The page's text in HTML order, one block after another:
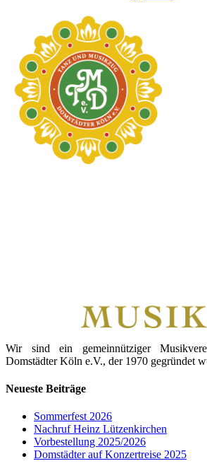
Wir sind ein gemeinnütziger
Domstädter Köln e.V., der 1970 gegründet
Neueste Beiträge
Sommerfest 2026
Nachruf Heinz Lützenkirchen
Vorbestellung 2025/2026
Domstädter auf Konzertreise 2025